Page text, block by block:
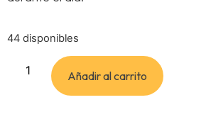
44 disponibles
Añadir al carrito